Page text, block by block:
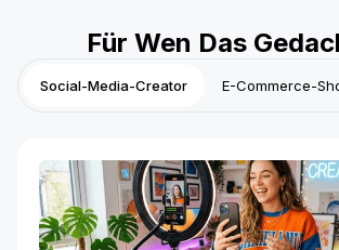
Für Wen Das
Social-Media-Creator E-Commerce-